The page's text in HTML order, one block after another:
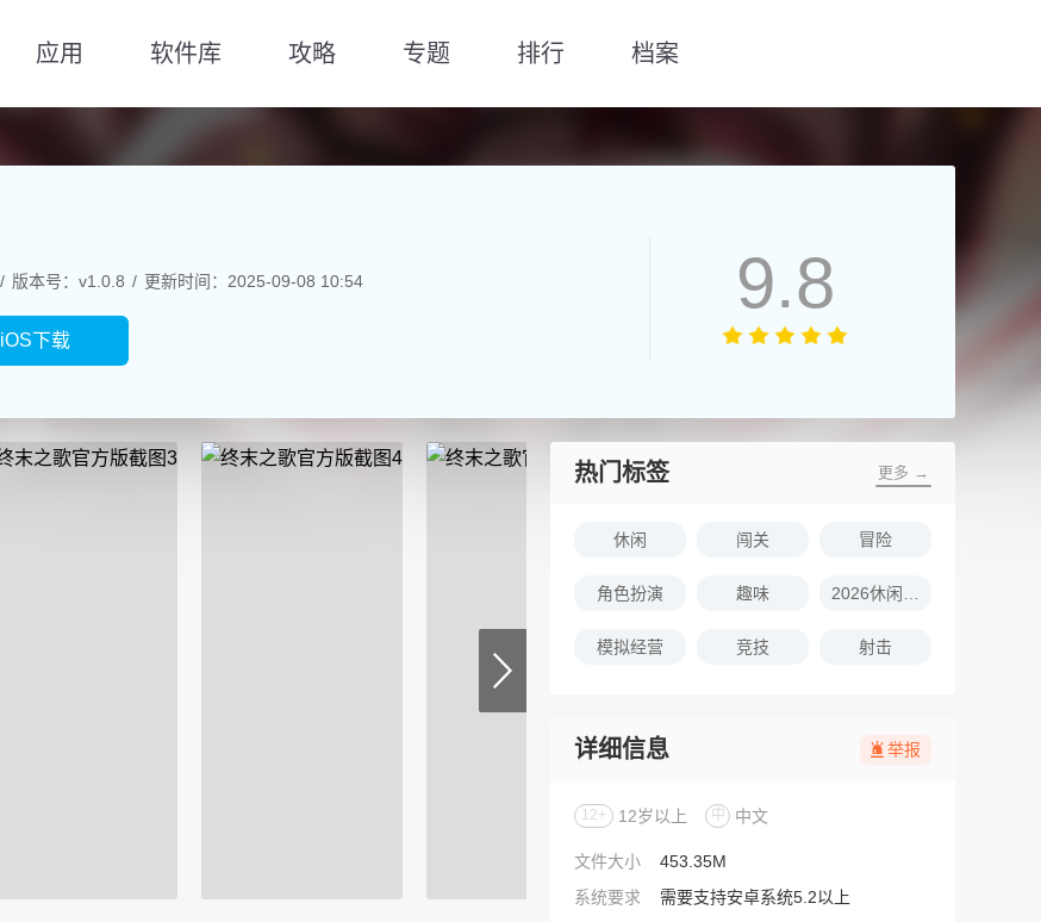
应用 软件库 攻略 专题 排行 档案
版本号：v1.0.8 更新时间：2025-09-08 10:54
iOS下载
9.8
热门标签 更多 →
休闲 闯关 冒险
角色扮演 趣味
模拟经营 竞技 射击
详细信息 举报
12+ 12岁以上 中 中文
文件大小
453.35M
系统要求
需要支持安卓系统5.2以上